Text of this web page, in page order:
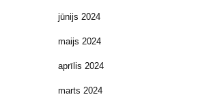
jūnijs 2024
maijs 2024
aprīlis 2024
marts 2024